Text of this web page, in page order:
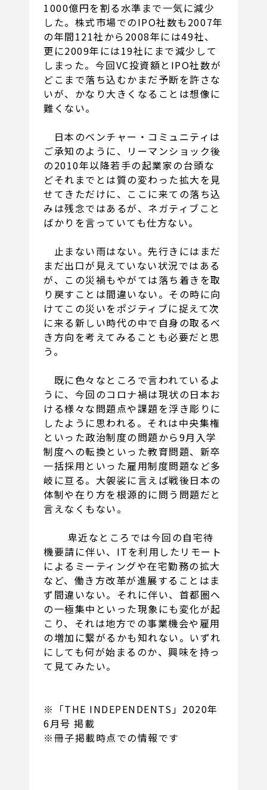
1000億円を割る水準まで一気に減少
した。株式市場でのIPO社数も2007年
の年間121社から2008年には49社、
更に2009年には19社にまで減少して
しまった。今回VC投資額とIPO社数が
どこまで落ち込むかまだ予断を許さな
いが、かなり大きくなることは想像に
難くない。
日本のベンチャー・コミュニティは
ご承知のように、リーマンショック後
の2010年以降若手の起業家の台頭な
どそれまでとは質の変わった拡大を見
せてきただけに、ここに来ての落ち込
みは残念ではあるが、ネガティブこと
ばかりを言っていても仕方ない。
止まない雨はない。先行きにはまだ
まだ出口が見えていない状況ではある
が、この災禍もやがては落ち着きを取
り戻すことは間違いない。その時に向
けてこの災いをポジティブに捉えて次
に来る新しい時代の中で自身の取るべ
き方向を考えてみることも必要だと思
う。
既に色々なところで言われているよ
うに、今回のコロナ禍は現状の日本お
ける様々な問題点や課題を浮き彫りに
したように思われる。それは中央集権
といった政治制度の問題から9月入学
制度への転換といった教育問題、新卒
一括採用といった雇用制度問題など多
岐に亘る。大袈裟に言えば戦後日本の
体制や在り方を根源的に問う問題だと
言えなくもない。
卑近なところでは今回の自宅待
機要請に伴い、ITを利用したリモート
によるミーティングや在宅勤務の拡大
など、働き方改革が進展することはま
ず間違いない。それに伴い、首都圏へ
の一極集中といった現象にも変化が起
こり、それは地方での事業機会や雇用
の増加に繋がるかも知れない。いずれ
にしても何が始まるのか、興味を持っ
て見てみたい。
※「THE INDEPENDENTS」2020年
6月号 掲載
※冊子掲載時点での情報です